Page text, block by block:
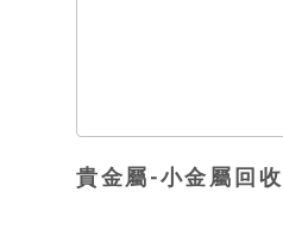
貴金屬-小金屬回收